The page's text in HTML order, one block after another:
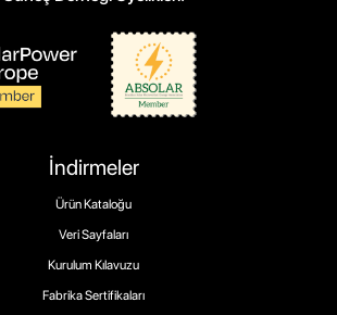
İndirmeler
Ürün Kataloğu
Veri Sayfaları
Kurulum Kılavuzu
Fabrika Sertifikaları